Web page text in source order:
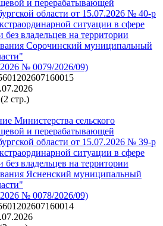
и перерабатывающей
области от 15.07.2026 № 40-р
ситуации в сфере
владельцев на территории
Сорочинский муниципальный
№ 0079/2026/09)
(2 стр.)
Министерства сельского
и перерабатывающей
области от 15.07.2026 № 39-р
ситуации в сфере
владельцев на территории
Ясненский муниципальный
№ 0078/2026/09)